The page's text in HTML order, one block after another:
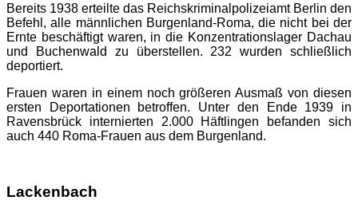
Bereits 1938 erteilte das Reichskriminalpolizeiamt Berlin den
Befehl, alle männlichen Burgenland-Roma, die nicht bei der
Ernte beschäftigt waren, in die Konzentrationslager Dachau
und Buchenwald zu überstellen. 232 wurden schließlich
deportiert.
Frauen waren in einem noch größeren Ausmaß von diesen
ersten Deportationen betroffen. Unter den Ende 1939 in
Ravensbrück internierten 2.000 Häftlingen befanden sich
auch 440 Roma-Frauen aus dem Burgenland.
Lackenbach